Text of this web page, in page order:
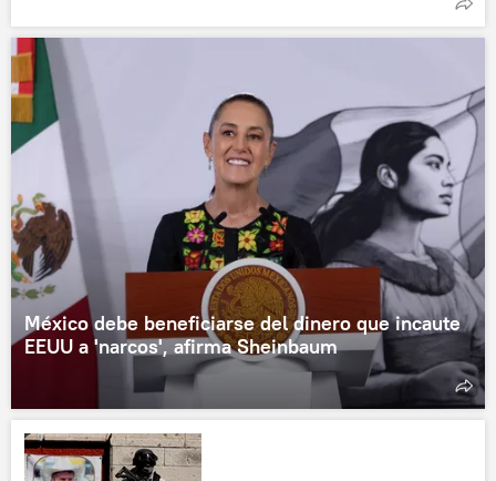
México debe beneficiarse del dinero que incaute
EEUU a 'narcos', afirma Sheinbaum